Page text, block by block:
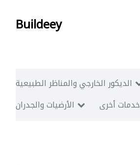
Buildeey
الديكور الخارجي والمناظر الطبيعية
الأرضيات والجدران
خدمات أخرى